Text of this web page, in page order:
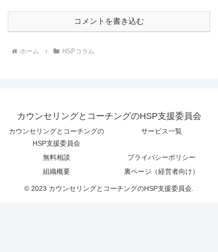
コメントを書き込む
ホーム HSPコラム
カウンセリングとコーチングのHSP支援委員会
カウンセリングとコーチングの
HSP支援委員会
サービス一覧
無料相談
プライバシーポリシー
組織概要
裏ページ（経営者向け）
© 2023 カウンセリングとコーチングのHSP支援委員会.